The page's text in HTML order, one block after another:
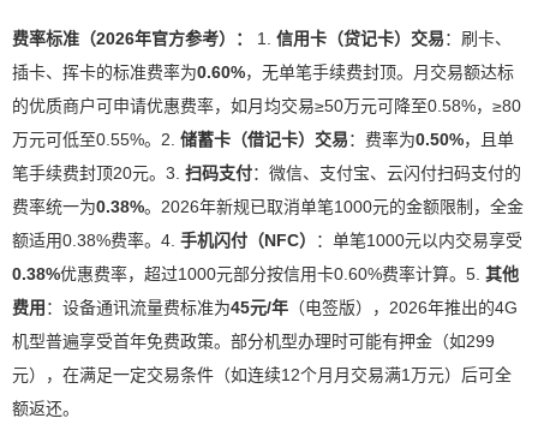
费率标准（2026年官方参考）： 1. 信用卡（贷记卡）交易：刷卡、
插卡、挥卡的标准费率为0.60%，无单笔手续费封顶。月交易额达标
的优质商户可申请优惠费率，如月均交易≥50万元可降至0.58%，≥80
万元可低至0.55%。2. 储蓄卡（借记卡）交易：费率为0.50%，且单
笔手续费封顶20元。3. 扫码支付：微信、支付宝、云闪付扫码支付的
费率统一为0.38%。2026年新规已取消单笔1000元的金额限制，全金
额适用0.38%费率。4. 手机闪付（NFC）
：单笔1000元以内交易享受
0.38%优惠费率，超过1000元部分按信用卡0.60%费率计算。5. 其他
费用 ：设备通讯流量费标准为45元/年 （电签版），2026年推出的4G
机型普遍享受首年免费政策。部分机型办理时可能有押金（如299
元），在满足一定交易条件（如连续12个月月交易满1万元）后可全
额返还。